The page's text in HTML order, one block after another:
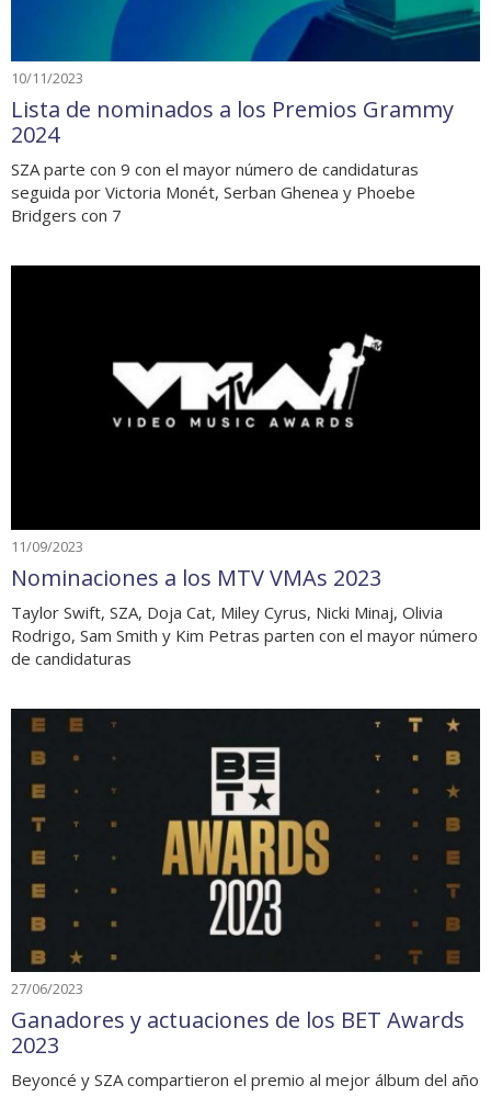
10/11/2023
Lista de nominados a los Premios Grammy
2024
SZA parte con 9 con el mayor número de candidaturas
seguida por Victoria Monét, Serban Ghenea y Phoebe
Bridgers con 7
11/09/2023
Nominaciones a los MTV VMAs 2023
Taylor Swift, SZA, Doja Cat, Miley Cyrus, Nicki Minaj, Olivia
Rodrigo, Sam Smith y Kim Petras parten con el mayor número
de candidaturas
27/06/2023
Ganadores y actuaciones de los BET Awards
2023
Beyoncé y SZA compartieron el premio al mejor álbum del año